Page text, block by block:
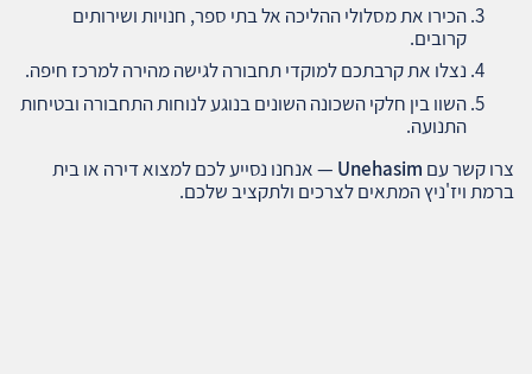
הכירו את מסלולי ההליכה אל בתי ספר, חנויות ושירותים
קרובים.
נצלו את קרבתכם למוקדי תחבורה לגישה מהירה למרכז חיפה.
השוו בין חלקי השכונה השונים בנוגע לנוחות התחבורה ובטיחות
התנועה.
צרו קשר עם Unehasim — אנחנו נסייע לכם למצוא דירה או בית
ברמת ויז'ניץ המתאים לצרכים ולתקציב שלכם.